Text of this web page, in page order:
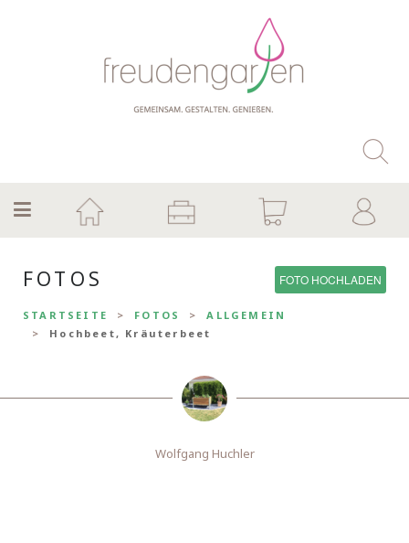
FOTOS FOTO HOCHLADEN
STARTSEITE FOTOS
ALLGEMEIN
Hochbeet, Kräuterbeet
Wolfgang Huchler